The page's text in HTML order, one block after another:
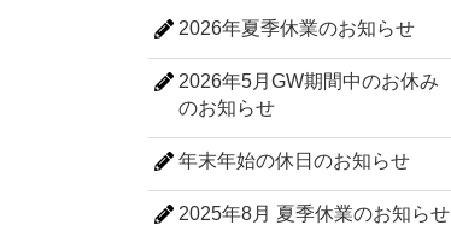
2026年夏季休業のお知らせ
2026年5月GW期間中のお休み
のお知らせ
年末年始の休日のお知らせ
2025年8月 夏季休業のお知らせ